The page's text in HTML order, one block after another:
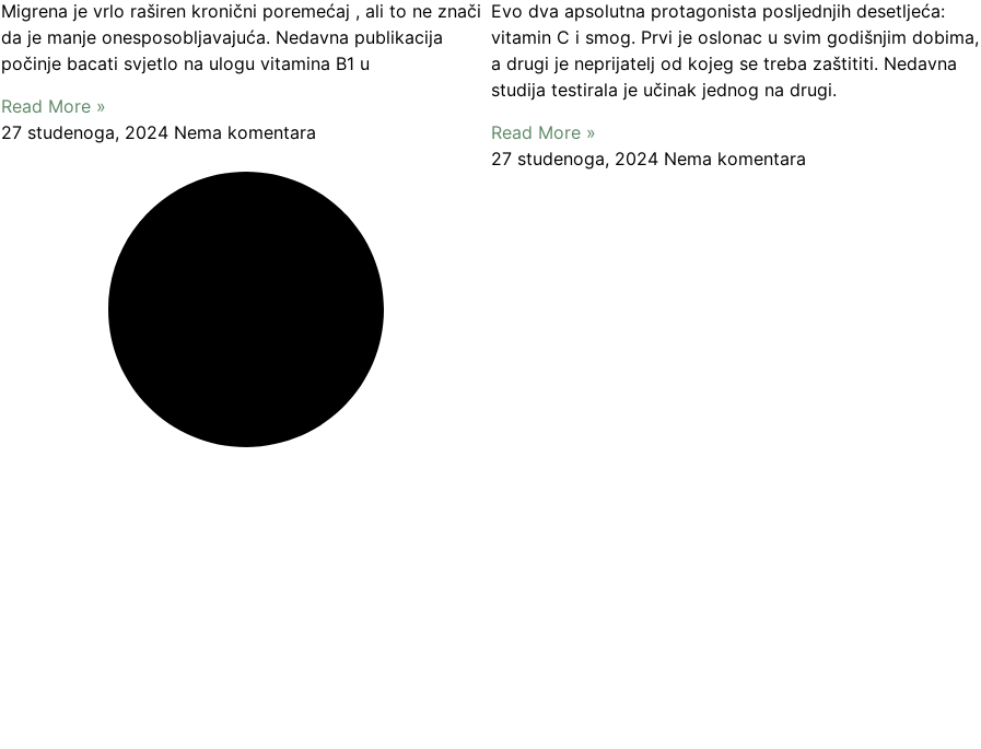
Migrena je vrlo raširen kronični poremećaj , ali to ne znači
da je manje onesposobljavajuća. Nedavna publikacija
počinje bacati svjetlo na ulogu vitamina B1 u
Read More »
27 studenoga, 2024 Nema komentara
Evo dva apsolutna protagonista posljednjih desetljeća:
vitamin C i smog. Prvi je oslonac u svim godišnjim dobima,
a drugi je neprijatelj od kojeg se treba zaštititi. Nedavna
studija testirala je učinak jednog na drugi.
Read More »
27 studenoga, 2024 Nema komentara